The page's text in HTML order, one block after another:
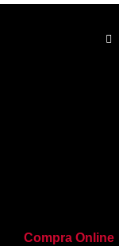
Compra Online